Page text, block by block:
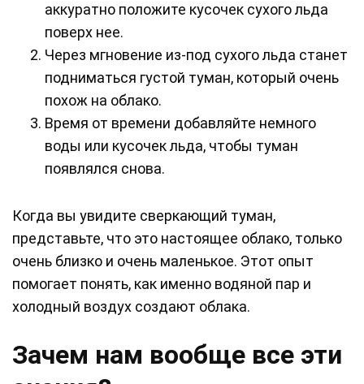
аккуратно положите кусочек сухого льда
поверх нее.
Через мгновение из-под сухого льда станет
подниматься густой туман, который очень
похож на облако.
Время от времени добавляйте немного
воды или кусочек льда, чтобы туман
появлялся снова.
Когда вы увидите сверкающий туман,
представьте, что это настоящее облако, только
очень близко и очень маленькое. Этот опыт
помогает понять, как именно водяной пар и
холодный воздух создают облака.
Зачем нам вообще все эти